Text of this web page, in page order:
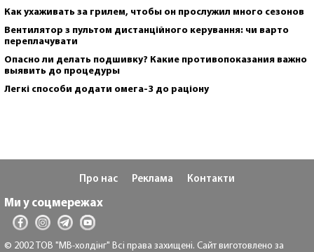
Как ухаживать за грилем, чтобы он прослужил много сезонов
Вентилятор з пультом дистанційного керування: чи варто
переплачувати
Опасно ли делать подшивку? Какие противопоказания важно
выявить до процедуры
Легкі способи додати омега-3 до раціону
Про нас Реклама Контакти
Ми у соцмережах
© 2002 ТОВ "МВ-холдінг" Всі права захищені. Сайт виготовлено за